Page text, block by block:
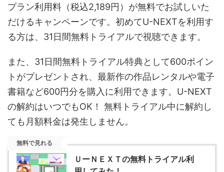
プラン利用料（税込2,189円）が無料でお試しいた
だけるキャンペーンです。初めてU-NEXTを利用す
る方は、31日間無料トライアルで視聴できます。
また、31日間無料トライアル特典として600ポイン
トがプレゼントされ、最新作の作品レンタルや電子
書籍など600円分を購入に利用できます。U-NEXT
の解約はいつでもOK！ 無料トライアル中に解約し
ても月額料金は発生しません。
無料で見れる
ＵーＮＥＸＴの無料トライアル利